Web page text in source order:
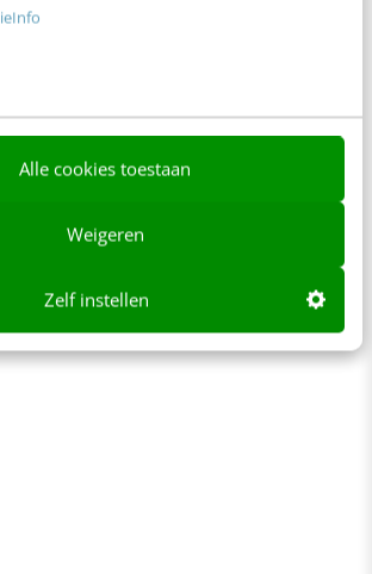
Alle cookies toestaan
Weigeren
Zelf instellen